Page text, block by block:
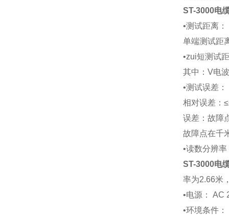
ST-3000电
•测试距离：
单端测试距
•zui短测试
其中：V电
•测试误差：
相对误差：
误差：故障
故障点在千
•读数分辨
ST-3000电
率为2.66米
•电源： AC
•环境条件：